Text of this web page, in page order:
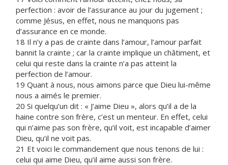
perfection : avoir de l’assurance au jour du jugement ;
comme Jésus, en effet, nous ne manquons pas
d’assurance en ce monde.
18 Il n’y a pas de crainte dans l’amour, l’amour parfait
bannit la crainte ; car la crainte implique un châtiment, et
celui qui reste dans la crainte n’a pas atteint la
perfection de l’amour.
19 Quant à nous, nous aimons parce que Dieu lui-même
nous a aimés le premier.
20 Si quelqu’un dit : « J’aime Dieu », alors qu’il a de la
haine contre son frère, c’est un menteur. En effet, celui
qui n’aime pas son frère, qu’il voit, est incapable d’aimer
Dieu, qu’il ne voit pas.
21 Et voici le commandement que nous tenons de lui :
celui qui aime Dieu, qu’il aime aussi son frère.